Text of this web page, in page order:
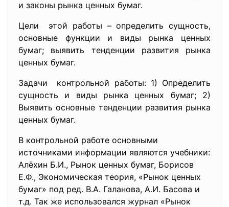
и законы рынка ценных бумаг.
Цели этой работы – определить сущность,
основные функции и виды рынка ценных
бумаг; выявить тенденции развития рынка
ценных бумаг.
Задачи контрольной работы: 1) Определить
сущность и виды рынка ценных бумаг; 2)
Выявить основные тенденции развития рынка
ценных бумаг.
В контрольной работе основными
источниками информации являются учебники:
Алёхин Б.И., Рынок ценных бумаг, Борисов
Е.Ф., Экономическая теория, «Рынок ценных
бумаг» под ред. В.А. Галанова, А.И. Басова и
т.д. Так же использовался журнал «Рынок